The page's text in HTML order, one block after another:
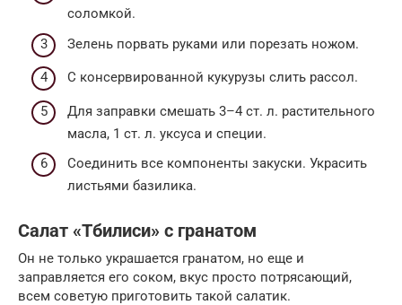
соломкой.
Зелень порвать руками или порезать ножом.
С консервированной кукурузы слить рассол.
Для заправки смешать 3–4 ст. л. растительного
масла, 1 ст. л. уксуса и специи.
Соединить все компоненты закуски. Украсить
листьями базилика.
Салат «Тбилиси» с гранатом
Он не только украшается гранатом, но еще и
заправляется его соком, вкус просто потрясающий,
всем советую приготовить такой салатик.